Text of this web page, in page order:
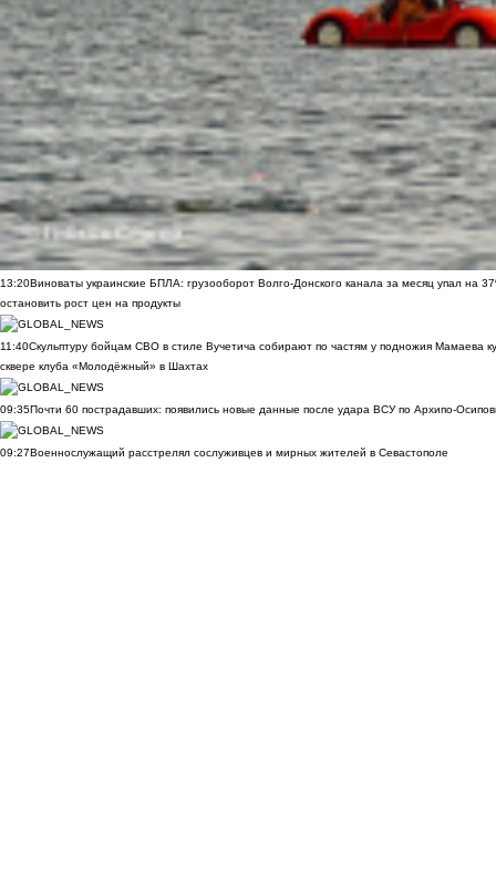
13:20Виноваты украинские БПЛА: грузооборот Волго-Донского канала за месяц упал на
остановить рост цен на продукты
11:40Скульптуру бойцам СВО в стиле Вучетича собирают по частям у подножия Мамаева
сквере клуба «Молодёжный» в Шахтах
09:35Почти 60 пострадавших: появились новые данные после удара ВСУ по Архипо-
09:27Военнослужащий расстрелял сослуживцев и мирных жителей в Севастополе